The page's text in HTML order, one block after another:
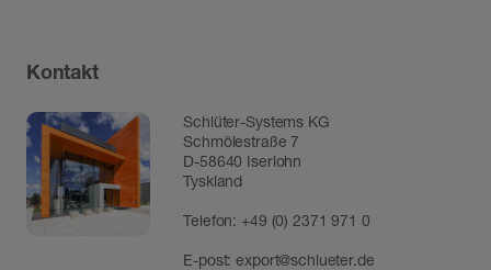
Kontakt
Schlüter-Systems KG
Schmölestraße 7
D-58640 Iserlohn
Tyskland
Telefon:+49 (0) 2371 971 0
E-post:export@schlueter.de